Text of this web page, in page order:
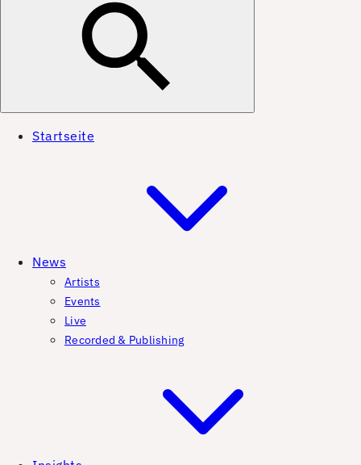
Startseite
News
Artists
Events
Live
Recorded & Publishing